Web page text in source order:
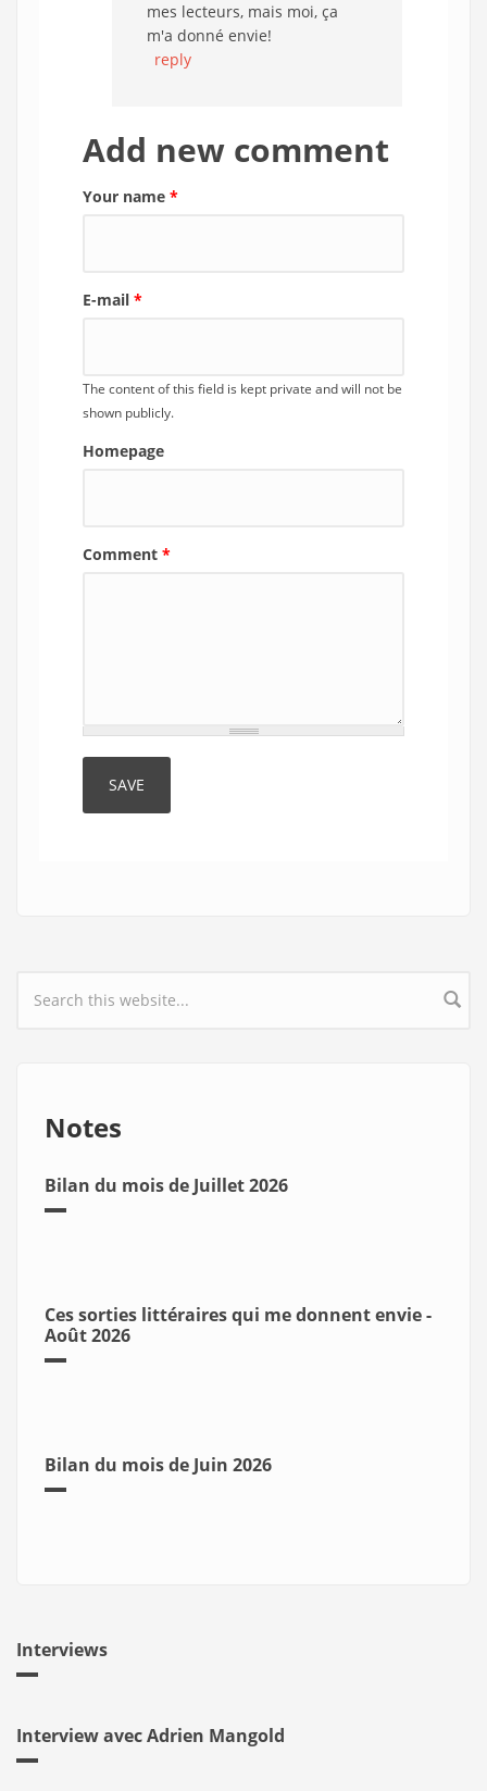
mes lecteurs, mais moi, ça
m'a donné envie!
reply
Add new comment
Your name *
E-mail *
The content of this field is kept private and will not be
shown publicly.
Homepage
Comment *
Search form
Notes
Bilan du mois de Juillet 2026
Ces sorties littéraires qui me donnent envie -
Août 2026
Bilan du mois de Juin 2026
Interviews
Interview avec Adrien Mangold